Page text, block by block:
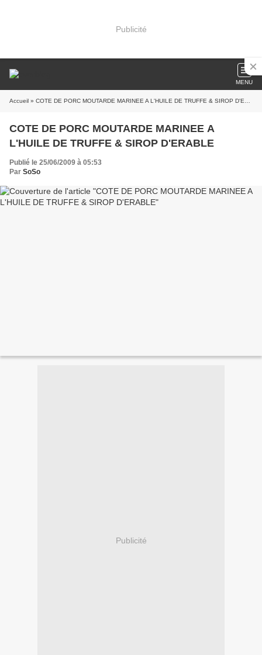
Publicité
MENU
Accueil » COTE DE PORC MOUTARDE MARINEE A L'HUILE DE TRUFFE & SIROP D'ERABLE
COTE DE PORC MOUTARDE MARINEE A
L'HUILE DE TRUFFE & SIROP D'ERABLE
Publié le 25/06/2009 à 05:53
Par SoSo
Publicité